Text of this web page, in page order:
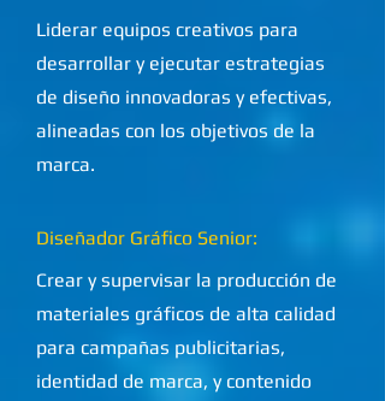
Liderar equipos creativos para
desarrollar y ejecutar estrategias
de diseño innovadoras y efectivas,
alineadas con los objetivos de la
marca.
Diseñador Gráfico Senior:
Crear y supervisar la producción de
materiales gráficos de alta calidad
para campañas publicitarias,
identidad de marca, y contenido